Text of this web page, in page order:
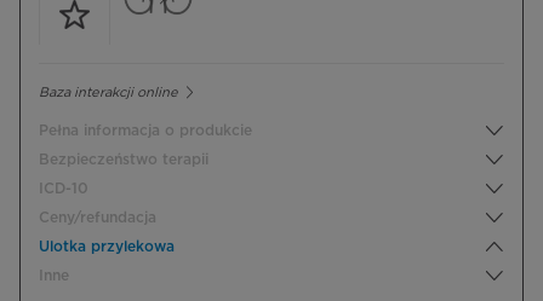
Baza interakcji online
Pełna informacja o produkcie
Bezpieczeństwo terapii
ICD-10
Ceny/refundacja
Ulotka przylekowa
Inne